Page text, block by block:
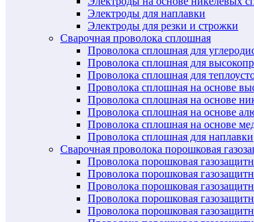
Электроды для наплавки
Электроды для резки и строжки
Сварочная проволока сплошная
Проволока сплошная для
Проволока сплошная для
Проволока сплошная для
Проволока сплошная на основе
Проволока сплошная на основе
Проволока сплошная на основе
Проволока сплошная на основе
Проволока сплошная для наплавки
Сварочная проволока порошковая
Проволока порошковая
Проволока порошковая
Проволока порошковая
Проволока порошковая
Проволока порошковая